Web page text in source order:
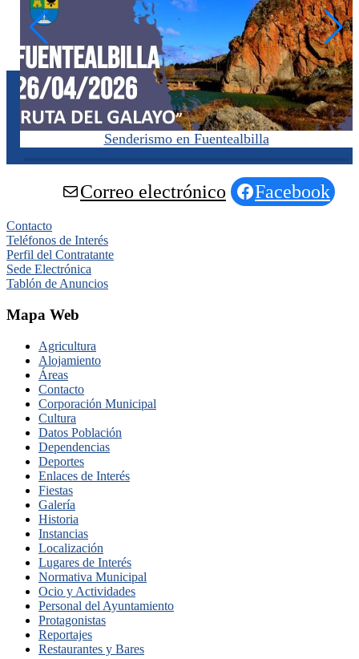
Senderismo en Fuentealbilla
Correo electrónico Facebook
Contacto
Teléfonos de Interés
Perfil del Contratante
Sede Electrónica
Tablón de Anuncios
Mapa Web
Agricultura
Alojamiento
Áreas
Contacto
Corporación Municipal
Cultura
Datos Población
Dependencias
Deportes
Enlaces de Interés
Fiestas
Galería
Historia
Instancias
Localización
Lugares de Interés
Normativa Municipal
Ocio y Actividades
Personal del Ayuntamiento
Protagonistas
Reportajes
Restaurantes y Bares